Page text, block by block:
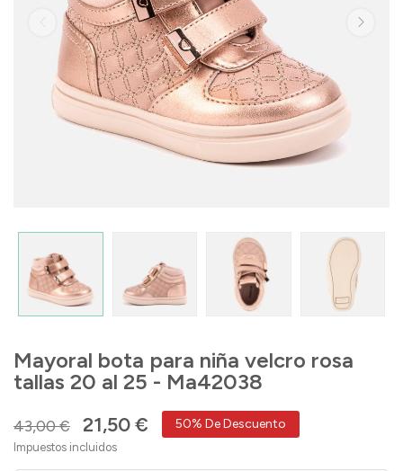
Mayoral bota para niña velcro rosa
tallas 20 al 25 - Ma42038
43,00 € 21,50 € 50% De Descuento
Impuestos incluidos